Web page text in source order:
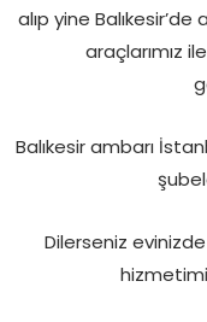
alıp yine
araçlarımız
Balıkesir ambarı
Dilerseniz